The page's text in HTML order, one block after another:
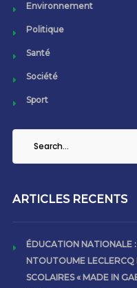
Environnement
Politique
Santé
Société
Sport
ARTICLES RECENTS
ÉDUCATION NATIONALE
NTOUTOUME
SCOLAIRES « MADE IN